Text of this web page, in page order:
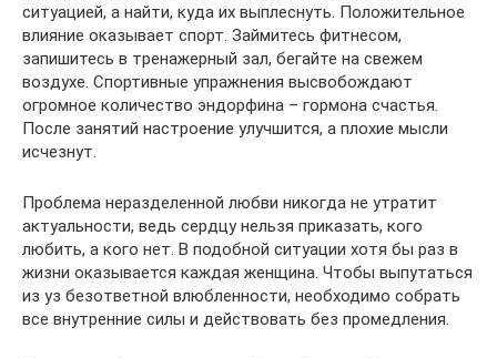
ситуацией, а найти, куда их выплеснуть. Положительное
влияние оказывает спорт. Займитесь фитнесом,
запишитесь в тренажерный зал, бегайте на свежем
воздухе. Спортивные упражнения высвобождают
огромное количество эндорфина – гормона счастья.
После занятий настроение улучшится, а плохие мысли
исчезнут.
Проблема неразделенной любви никогда не утратит
актуальности, ведь сердцу нельзя приказать, кого
любить, а кого нет. В подобной ситуации хотя бы раз в
жизни оказывается каждая женщина. Чтобы выпутаться
из уз безответной влюбленности, необходимо собрать
все внутренние силы и действовать без промедления.